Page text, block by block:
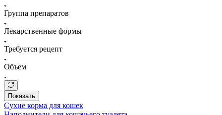
Группа препаратов
Лекарственные формы
Требуется рецепт
Объем
Показать
Сухие корма для кошек